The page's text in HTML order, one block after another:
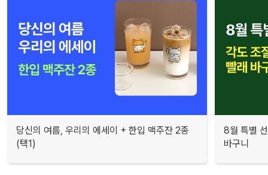
당신의 여름, 우리의 에세이 + 한입 맥주잔 2종
(택1)
8월 특별
바구니